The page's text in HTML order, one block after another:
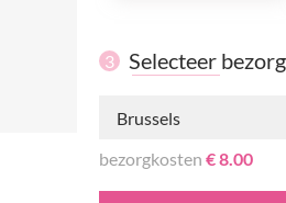
3 Selecteer
Brussels
bezorgkosten€ 8.00